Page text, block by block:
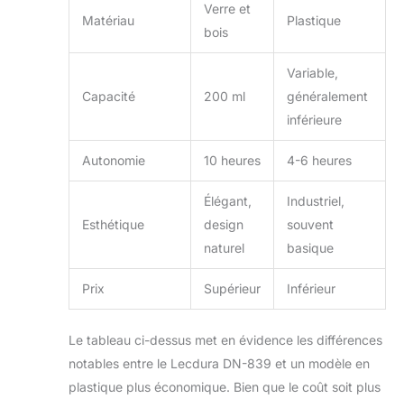
à vous endormir.
Notre marque de
diffuseurs d'arômes
essentielles a une
induction intelligente
Auto Shuf-Off
d'eau. Ne vous
inquiétez pas de ne
pas pouvoir éteindre
le diffuseur d'huile
parfumée lorsque
utiliser et 4
diffuseurs de
réservoir en verre à
un interrupteur à
Matériau
Verre et
bois
Plastique
Capacité 200 ml
Variable,
généralement
inférieure
Autonomie 10 heures 4-6 heures
Esthétique
Élégant,
design
naturel
Industriel,
souvent
basique
Prix Supérieur Inférieur
Le tableau ci-dessus met en évidence les différences
notables entre le Lecdura DN-839 et un modèle en
plastique plus économique. Bien que le coût soit plus